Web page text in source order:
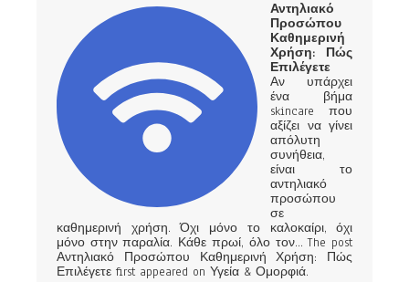
Αντηλιακό
Προσώπου
Καθημερινή
Χρήση: Πώς
Επιλέγετε
Αν υπάρχει
ένα βήμα
skincare που
αξίζει να γίνει
απόλυτη
συνήθεια,
είναι το
αντηλιακό
προσώπου
σε
καθημερινή χρήση. Όχι μόνο το καλοκαίρι, όχι
μόνο στην παραλία. Κάθε πρωί, όλο τον… The post
Αντηλιακό Προσώπου Καθημερινή Χρήση: Πώς
Επιλέγετε first appeared on Υγεία & Ομορφιά.